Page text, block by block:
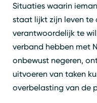
Situaties waarin
staat lijkt zijn leven te
verantwoordelijk te
verband hebben met
onbewust negeren,
uitvoeren van taken
overbelasting van de
Zoeken